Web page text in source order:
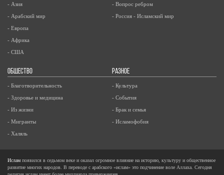
- Азия
- Арабский мир
- Европа
- Африка
- США
- Вопрос ребром
- Россия - Исламский мир
ОБЩЕСТВО
- Благотворительность
- Здоровье и медицина
- Из жизни
- Мигранты
- Халяль
РАЗНОЕ
- Культура
- События
- Брак и семья
- Исламофобия
Ислам появился в седьмом веке и оказал огромное влияние на историю, культуру и общественное
развитие многих народов. В переводе с арабского «ислам» это подчинение воле Аллаха. Сегодня